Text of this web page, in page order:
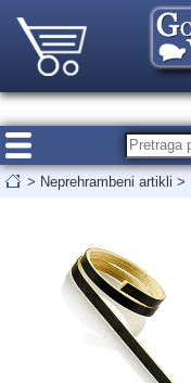
> Neprehrambeni artikli >